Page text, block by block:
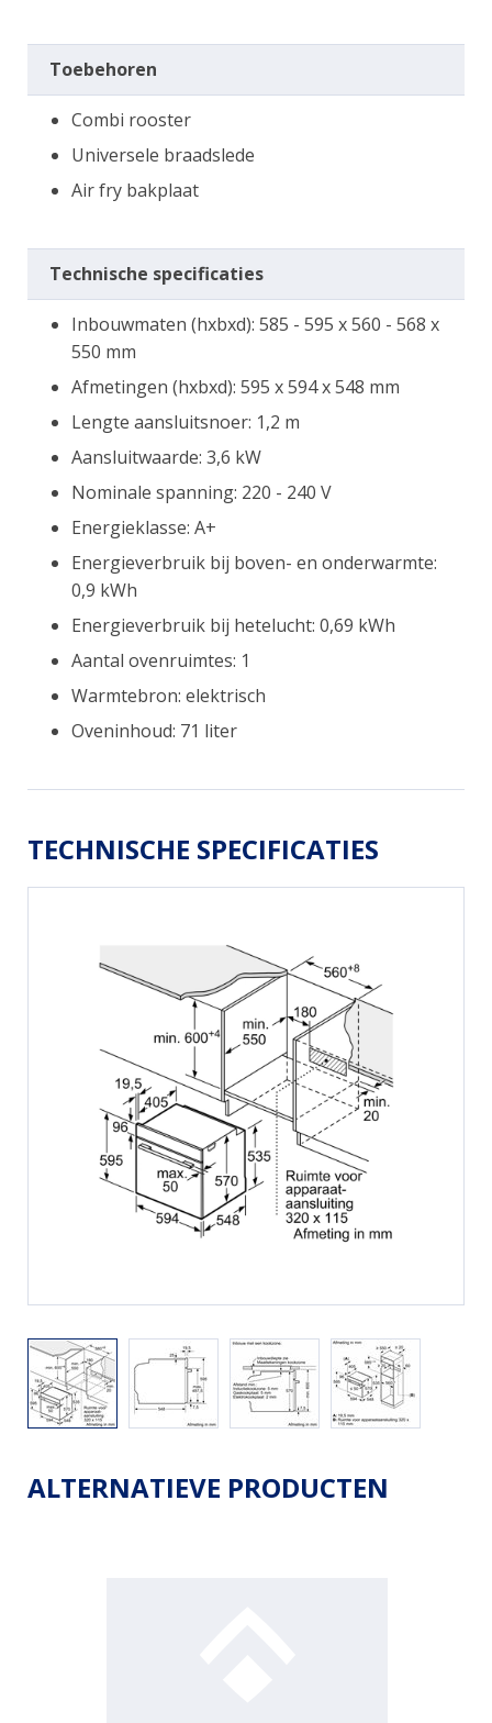
Toebehoren
Combi rooster
Universele braadslede
Air fry bakplaat
Technische specificaties
Inbouwmaten (hxbxd): 585 - 595 x 560 - 568 x
550 mm
Afmetingen (hxbxd): 595 x 594 x 548 mm
Lengte aansluitsnoer: 1,2 m
Aansluitwaarde: 3,6 kW
Nominale spanning: 220 - 240 V
Energieklasse: A+
Energieverbruik bij boven- en onderwarmte:
0,9 kWh
Energieverbruik bij hetelucht: 0,69 kWh
Aantal ovenruimtes: 1
Warmtebron: elektrisch
Oveninhoud: 71 liter
TECHNISCHE SPECIFICATIES
ALTERNATIEVE PRODUCTEN